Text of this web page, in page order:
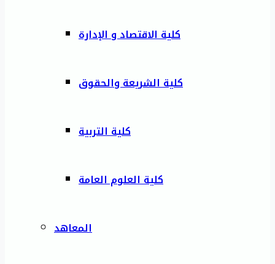
كلية الاقتصاد و الإدارة
كلية الشريعة والحقوق
كلية التربية
كلية العلوم العامة
المعاهد